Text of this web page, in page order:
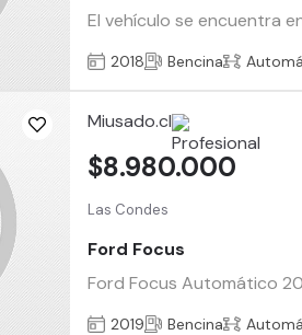
El vehículo se encuentra
2018 Bencina
Miusado.cl
Las Condes
Ford Focus
Ford Focus Automático
$8.980.000
2019 Bencina